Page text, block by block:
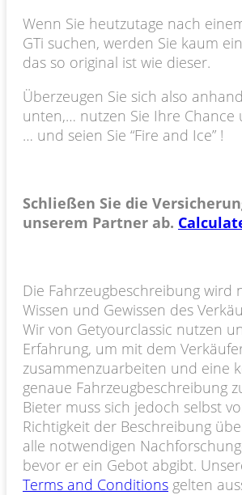
Wenn Sie heutzutage nach
GTi suchen, werden Sie kaum
das so original ist wie dieser.
Überzeugen Sie sich also
unten,… nutzen Sie Ihre Chance
… und seien Sie “Fire and Ice” !
Schließen Sie die
unserem Partner ab.
Die Fahrzeugbeschreibung wird
Wissen und Gewissen des
Wir von Getyourclassic nutzen
Erfahrung, um mit dem
zusammenzuarbeiten und eine
genaue Fahrzeugbeschreibung
Bieter muss sich jedoch selbst
Richtigkeit der Beschreibung
alle notwendigen
bevor er ein Gebot abgibt.
Terms and Conditions gelten